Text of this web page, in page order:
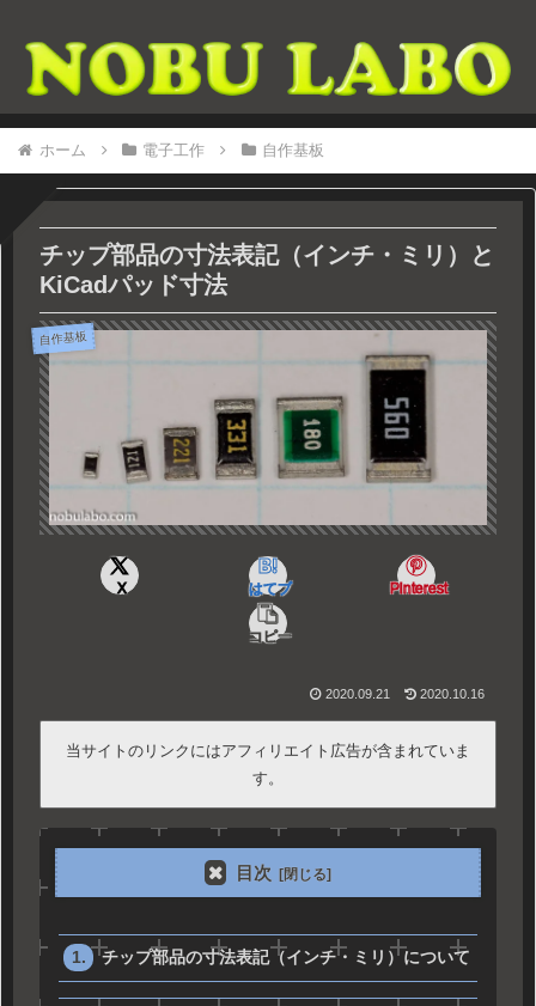
ホーム 電子工作 自作基板
チップ部品の寸法表記（インチ・ミリ）と
KiCadパッド寸法
自作基板
X はてブ Pinterest
コピー
2020.09.21 2020.10.16
当サイトのリンクにはアフィリエイト広告が含まれていま
す。
目次
チップ部品の寸法表記（インチ・ミリ）について